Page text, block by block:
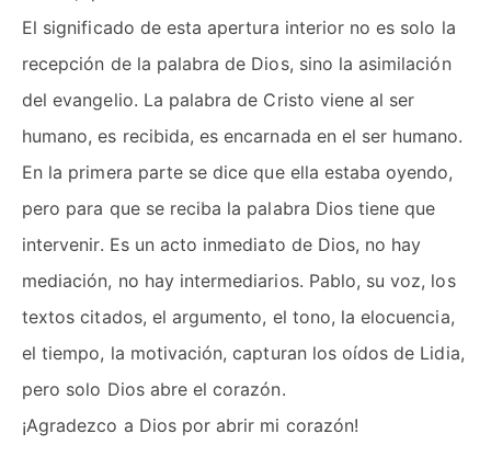
El significado de esta apertura interior no es solo la
recepción de la palabra de Dios, sino la asimilación
del evangelio. La palabra de Cristo viene al ser
humano, es recibida, es encarnada en el ser humano.
En la primera parte se dice que ella estaba oyendo,
pero para que se reciba la palabra Dios tiene que
intervenir. Es un acto inmediato de Dios, no hay
mediación, no hay intermediarios. Pablo, su voz, los
textos citados, el argumento, el tono, la elocuencia,
el tiempo, la motivación, capturan los oídos de Lidia,
pero solo Dios abre el corazón.
¡Agradezco a Dios por abrir mi corazón!